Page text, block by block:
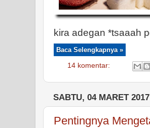
kira adegan *tsaaah
Baca Selengkapnya »
14 komentar:
SABTU, 04 MARET 2017
Pentingnya